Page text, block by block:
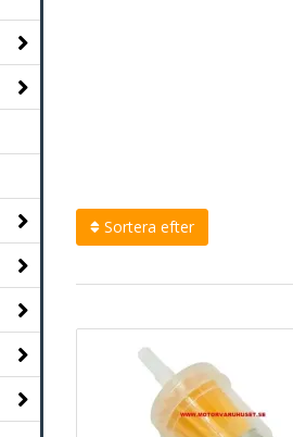
Sortera efter